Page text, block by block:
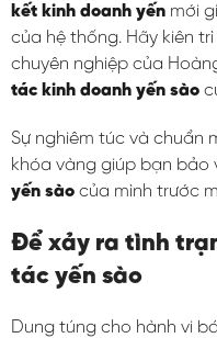
kết kinh doanh yến mới
của hệ thống. Hãy kiên
chuyên nghiệp của
tác kinh doanh yến sào
Sự nghiêm túc và chuẩn
khóa vàng giúp bạn bảo
yến sào của mình trước
Để xảy ra tình
tác yến sào
Dung túng cho hành vi